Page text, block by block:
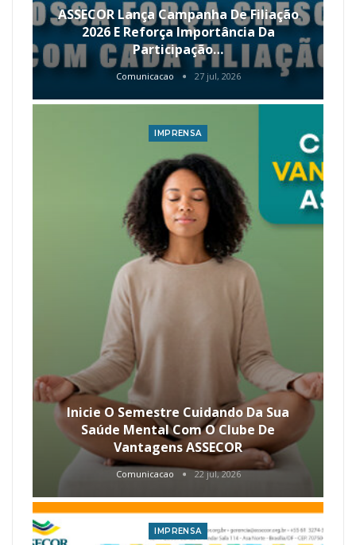
ASSECOR Lança Campanha De Filiação
2026 E Reforça Importância Da
Participação…
Comunicacao 27 jul, 2026
IMPRENSA
Inicie O Semestre Cuidando Da Sua
Saúde Mental Com O Clube De
Vantagens ASSECOR
Comunicacao 22 jul, 2026
IMPRENSA